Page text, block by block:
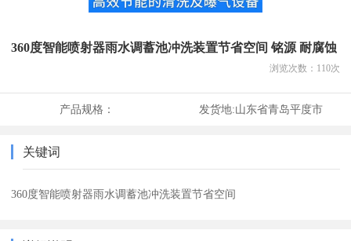
360度智能喷射器雨水调蓄池冲洗装置节省空间 铭源 耐腐蚀
浏览次数： 110次
产品规格： 发货地:山东省青岛平度市
关键词
360度智能喷射器雨水调蓄池冲洗装置节省空间